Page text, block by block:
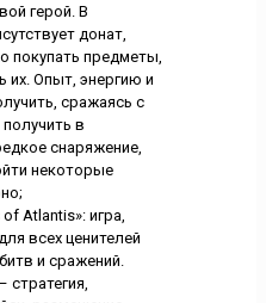
герой. В
донат,
покупать предметы,
их. Опыт, энергию и
сражаясь с
в
снаряжение,
некоторые
Atlantis»: игра,
всех ценителей
и сражений.
стратегия,